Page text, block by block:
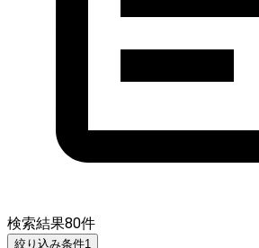
検索結果80件
絞り込み条件1